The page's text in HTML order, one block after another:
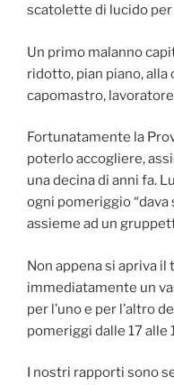
scatolette di lucido per
Un primo malanno
ridotto, pian piano,
capomastro,
Fortunatamente la
poterlo accogliere,
una decina di anni fa.
ogni pomeriggio
assieme ad un
Non appena si apriva
immediatamente un
per l’uno e per l’altro
pomeriggi dalle 17 alle
I nostri rapporti sono